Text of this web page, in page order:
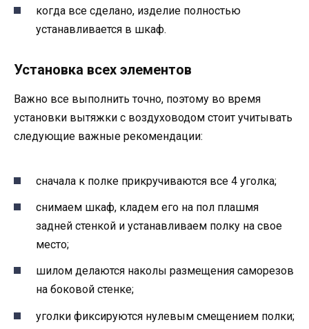
когда все сделано, изделие полностью
устанавливается в шкаф.
Установка всех элементов
Важно все выполнить точно, поэтому во время
установки вытяжки с воздуховодом стоит учитывать
следующие важные рекомендации:
сначала к полке прикручиваются все 4 уголка;
снимаем шкаф, кладем его на пол плашмя
задней стенкой и устанавливаем полку на свое
место;
шилом делаются наколы размещения саморезов
на боковой стенке;
уголки фиксируются нулевым смещением полки;